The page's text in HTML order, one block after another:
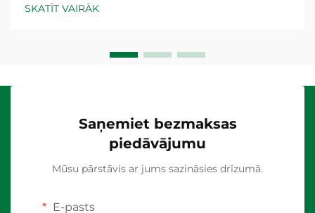
SKATĪT VAIRĀK
Saņemiet bezmaksas
piedāvājumu
Mūsu pārstāvis ar jums sazināsies drīzumā.
E-pasts